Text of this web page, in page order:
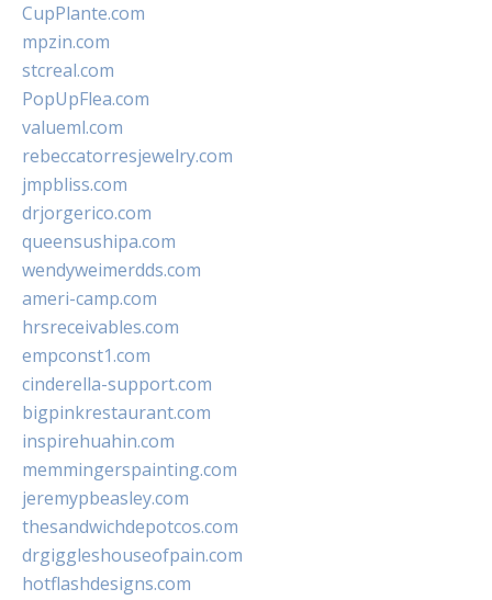
CupPlante.com
mpzin.com
stcreal.com
PopUpFlea.com
valueml.com
rebeccatorresjewelry.com
jmpbliss.com
drjorgerico.com
queensushipa.com
wendyweimerdds.com
ameri-camp.com
hrsreceivables.com
empconst1.com
cinderella-support.com
bigpinkrestaurant.com
inspirehuahin.com
memmingerspainting.com
jeremypbeasley.com
thesandwichdepotcos.com
drgiggleshouseofpain.com
hotflashdesigns.com